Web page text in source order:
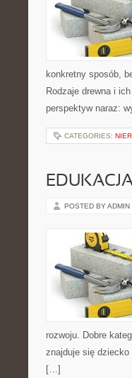
konkretny sposób,
Rodzaje drewna i
perspektyw naraz:
CATEGORIES:
POSTED BY ADMIN
rozwoju. Dobre
znajduje się
[…]